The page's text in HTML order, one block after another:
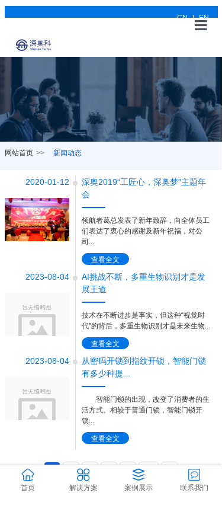
网
产
案
可
CN | EN
网站首页 >> 新闻动态
2020-01-12
深奥2019“工匠心，深奥梦”主题年
会
领航者葛总发表了新年致辞，向全体员工
们表达了衷心的感谢及新年祝福，对公
司...
查看全文
2023-08-04
AI挑战不断，多重生物识别才是发
展王道
技术在不断进步是事实，但这种“视觉时
代”的背后，多重生物识别才是未来生物...
查看全文
2023-08-04
从密码开锁到指纹开锁，智能门锁
有多少种提...
智能门锁的出现，改变了消费者的生
活方式。相较于普通门锁，智能门锁开
锁...
查看全文
3
首页 解决方案 案例展示 联系我们